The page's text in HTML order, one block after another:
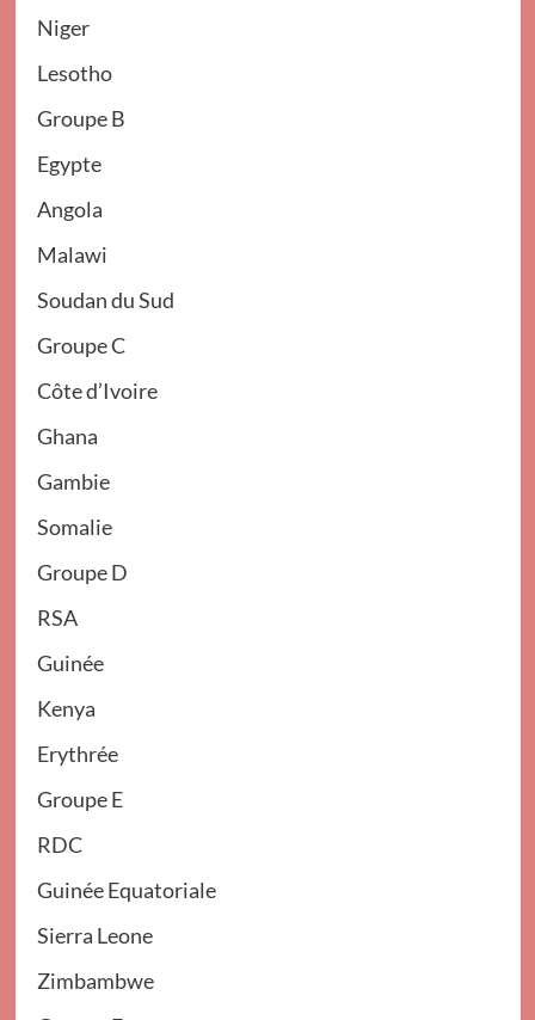
Niger
Lesotho
Groupe B
Egypte
Angola
Malawi
Soudan du Sud
Groupe C
Côte d’Ivoire
Ghana
Gambie
Somalie
Groupe D
RSA
Guinée
Kenya
Erythrée
Groupe E
RDC
Guinée Equatoriale
Sierra Leone
Zimbambwe